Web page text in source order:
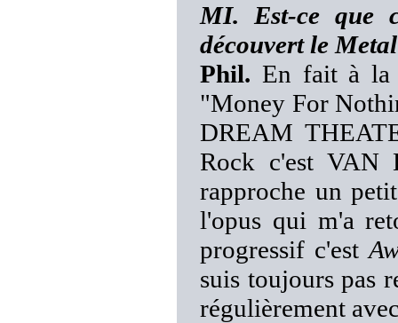
MI. Est-ce que
découvert le
Phil. En fait à la
"Money For
DREAM
Rock c'est VAN
rapproche un
l'opus qui m'a
progressif c'est
suis toujours pas
régulièrement